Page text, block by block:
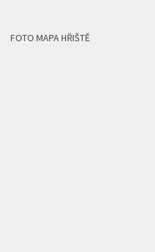
FOTO MAPA HŘIŠTĚ